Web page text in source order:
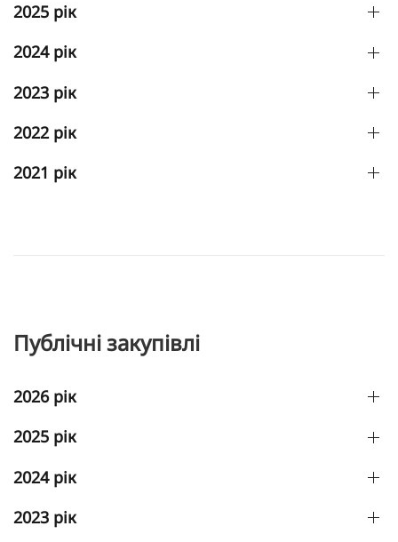
2025 рік
2024 рік
2023 рік
2022 рік
2021 рік
Публічні закупівлі
2026 рік
2025 рік
2024 рік
2023 рік